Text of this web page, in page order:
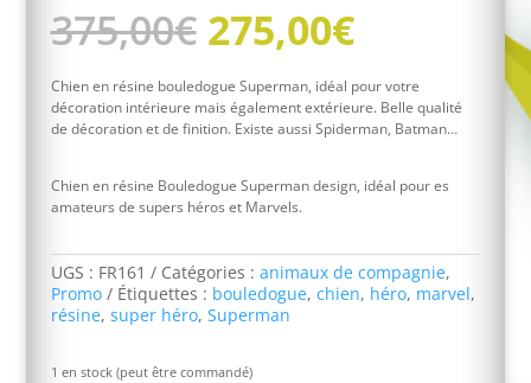
375,00€ Le
prix
initial
était :
375,00€.
275,00€Le
prix
actuel
est :
275,00€.
Chien en résine bouledogue Superman, idéal pour votre
décoration intérieure mais également extérieure. Belle qualité
de décoration et de finition. Existe aussi Spiderman, Batman…
Chien en résine Bouledogue Superman design, idéal pour es
amateurs de supers héros et Marvels.
UGS : FR161 Catégories : animaux de compagnie,
Promo
Étiquettes : bouledogue, chien, héro, marvel,
résine, super héro, Superman
1 en stock (peut être commandé)